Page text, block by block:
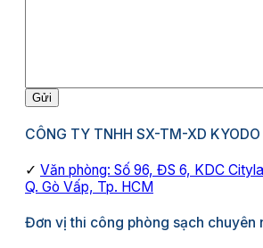
CÔNG TY TNHH SX-TM-XD KYODO
✓ Văn phòng: Số 96, ĐS 6, KDC
Q. Gò Vấp, Tp. HCM
Đơn vị thi công phòng sạch chuyên